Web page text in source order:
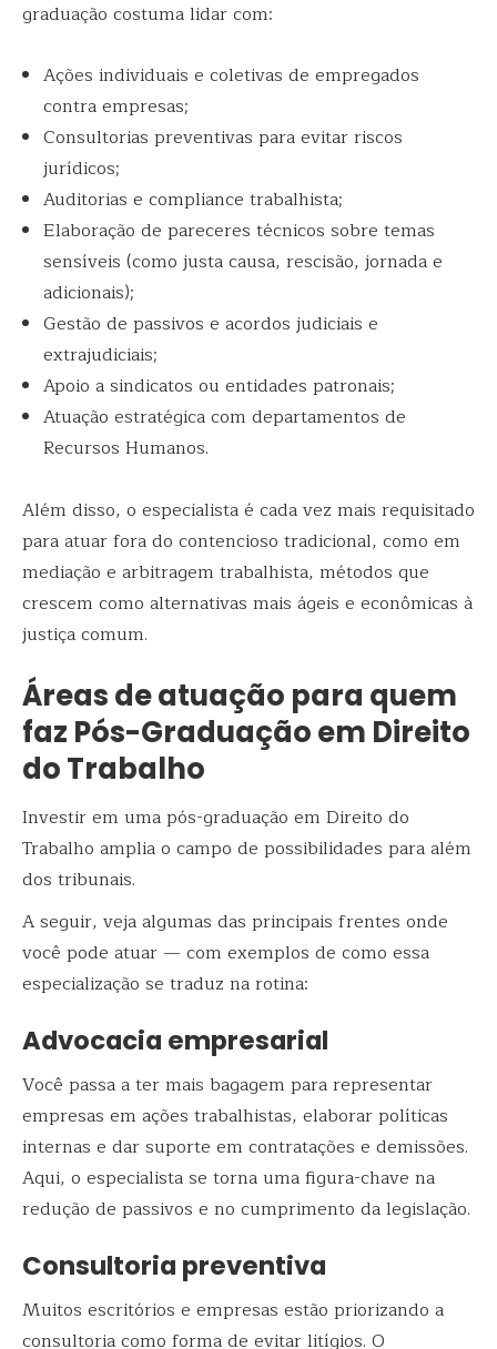
graduação costuma lidar com:
Ações individuais e coletivas de empregados
contra empresas;
Consultorias preventivas para evitar riscos
jurídicos;
Auditorias e compliance trabalhista;
Elaboração de pareceres técnicos sobre temas
sensíveis (como justa causa, rescisão, jornada e
adicionais);
Gestão de passivos e acordos judiciais e
extrajudiciais;
Apoio a sindicatos ou entidades patronais;
Atuação estratégica com departamentos de
Recursos Humanos.
Além disso, o especialista é cada vez mais requisitado
para atuar fora do contencioso tradicional, como em
mediação e arbitragem trabalhista, métodos que
crescem como alternativas mais ágeis e econômicas à
justiça comum.
Áreas de atuação para quem
faz Pós-Graduação em Direito
do Trabalho
Investir em uma pós-graduação em Direito do
Trabalho amplia o campo de possibilidades para além
dos tribunais.
A seguir, veja algumas das principais frentes onde
você pode atuar — com exemplos de como essa
especialização se traduz na rotina:
Advocacia empresarial
Você passa a ter mais bagagem para representar
empresas em ações trabalhistas, elaborar políticas
internas e dar suporte em contratações e demissões.
Aqui, o especialista se torna uma figura-chave na
redução de passivos e no cumprimento da legislação.
Consultoria preventiva
Muitos escritórios e empresas estão priorizando a
consultoria como forma de evitar litígios. O